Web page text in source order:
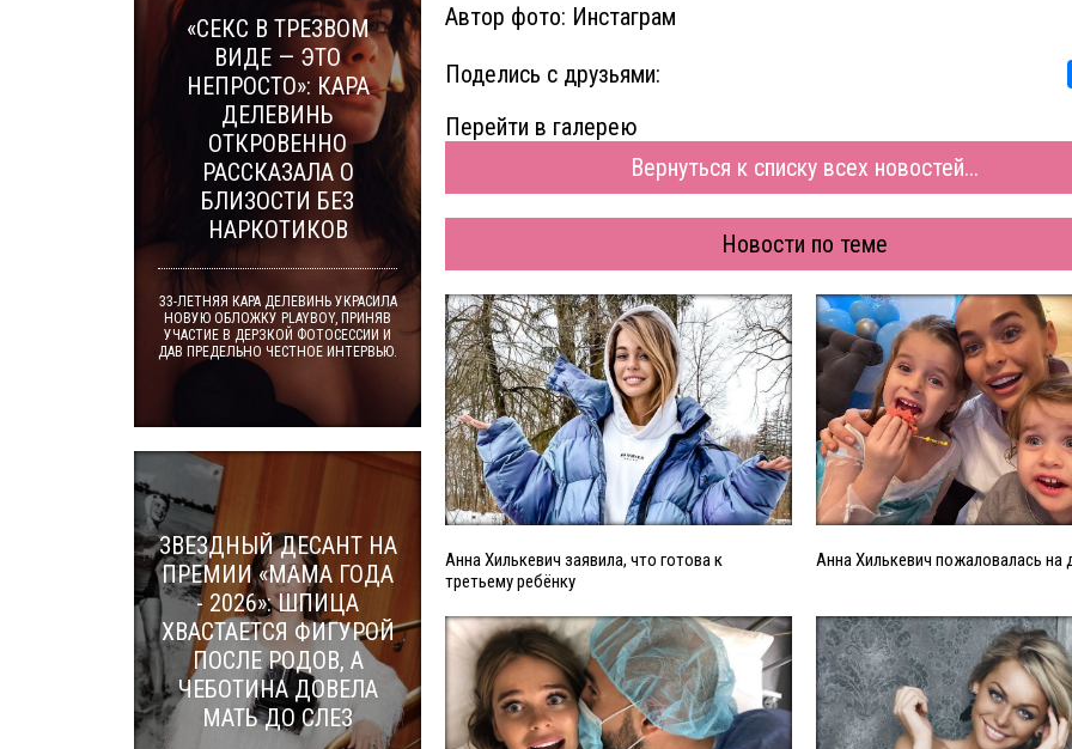
Автор фото: Инстаграм
Поделись с друзьями:
Перейти в галерею
Вернуться к списку всех новостей...
Новости по теме
Анна Хилькевич заявила, что готова к
третьему ребёнку
Анна Хилькевич пожаловалась на
«СЕКС В ТРЕЗВОМ
ВИДЕ — ЭТО
НЕПРОСТО»: КАРА
ДЕЛЕВИНЬ
ОТКРОВЕННО
РАССКАЗАЛА О
БЛИЗОСТИ БЕЗ
НАРКОТИКОВ
33-ЛЕТНЯЯ КАРА ДЕЛЕВИНЬ УКРАСИЛА
НОВУЮ ОБЛОЖКУ PLAYBOY, ПРИНЯВ
УЧАСТИЕ В ДЕРЗКОЙ ФОТОСЕССИИ И
ДАВ ПРЕДЕЛЬНО ЧЕСТНОЕ ИНТЕРВЬЮ.
ЗВЕЗДНЫЙ ДЕСАНТ НА
ПРЕМИИ «МАМА ГОДА
- 2026»: ШПИЦА
ХВАСТАЕТСЯ ФИГУРОЙ
ПОСЛЕ РОДОВ, А
ЧЕБОТИНА ДОВЕЛА
МАТЬ ДО СЛЕЗ